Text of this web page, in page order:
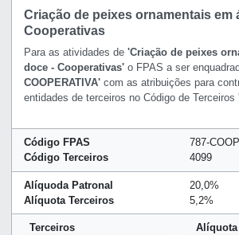
Criação de peixes ornamentais em
Cooperativas
Para as atividades de 'Criação de peixes
doce - Cooperativas'o FPAS a ser
COOPERATIVA'com as atribuições para
entidades de terceiros no Código de Terceiros
Código FPAS
787-
Código Terceiros
4099
Alíquoda Patronal
20,0%
Alíquota Terceiros
5,2%
Terceiros
Alíquota